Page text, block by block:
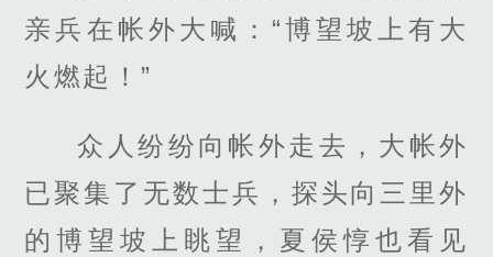
亲兵在帐外大喊：“博望坡上有大
火燃起！”
众人纷纷向帐外走去，大帐外
已聚集了无数士兵，探头向三里外
的博望坡上眺望，夏侯惇也看见